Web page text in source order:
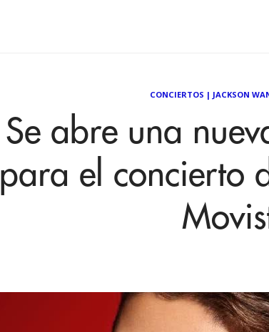
CONCIERTOS | JACKSON
Se abre una
para el concierto